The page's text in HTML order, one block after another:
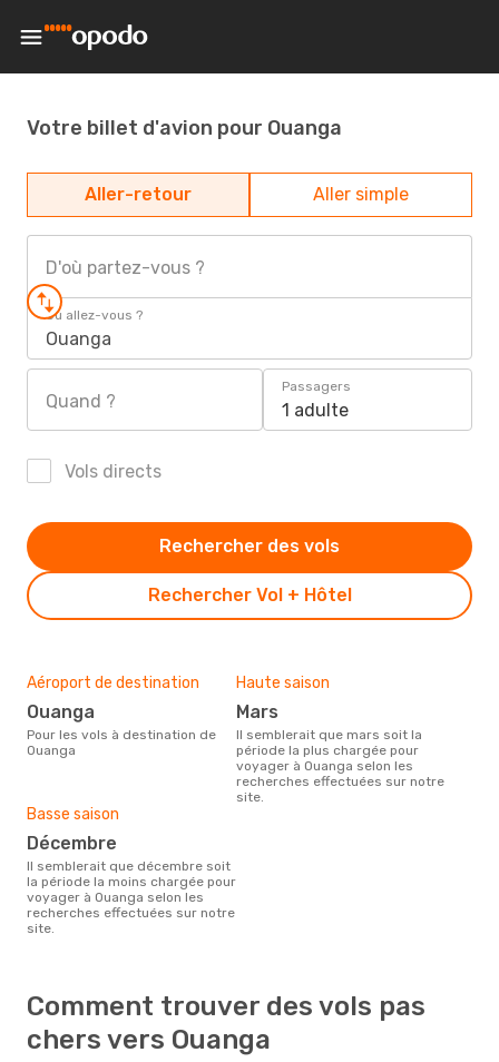
Votre billet d'avion pour Ouanga
Aller-retour Aller simple
D'où partez-vous ?
Où allez-vous ?
Ouanga
Quand ?
Passagers
1 adulte
Vols directs
Rechercher Vol + Hôtel
Rechercher des vols
Aéroport de destination
Ouanga
Pour les vols à destination de
Ouanga
Haute saison
mars
Il semblerait que mars soit la
période la plus chargée pour
voyager à Ouanga selon les
recherches effectuées sur notre
site.
Basse saison
décembre
Il semblerait que décembre soit
la période la moins chargée pour
voyager à Ouanga selon les
recherches effectuées sur notre
site.
Comment trouver des vols pas
chers vers Ouanga